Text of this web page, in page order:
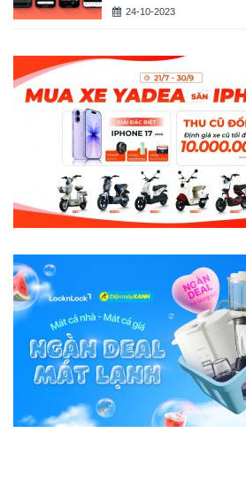
24-10-2023